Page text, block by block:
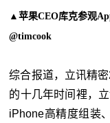
▲苹果CEO库克参观
@timcook
综合报道，立讯精
的十几年时间裡，
iPhone高精度组装